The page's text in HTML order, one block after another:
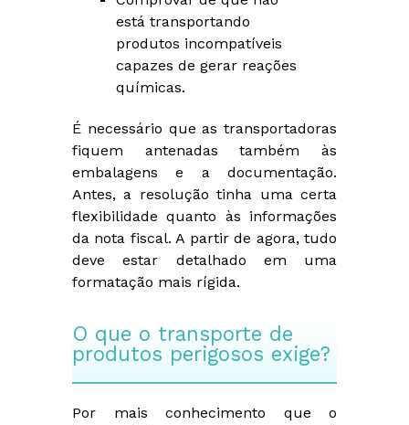
está transportando
produtos incompatíveis
capazes de gerar reações
químicas.
É necessário que as transportadoras
fiquem antenadas também às
embalagens e a documentação.
Antes, a resolução tinha uma certa
flexibilidade quanto às informações
da nota fiscal. A partir de agora, tudo
deve estar detalhado em uma
formatação mais rígida.
O que o transporte de
produtos perigosos exige?
Por mais conhecimento que o